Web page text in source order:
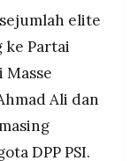
elite
ke Partai
Masse
Ali dan
DPP PSI.